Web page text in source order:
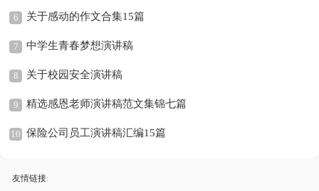
6 关于感动的作文合集15篇
7 中学生青春梦想演讲稿
8 关于校园安全演讲稿
9 精选感恩老师演讲稿范文集锦七篇
10 保险公司员工演讲稿汇编15篇
友情链接: